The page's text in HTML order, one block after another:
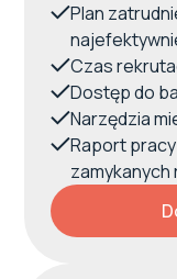
Plan
Czas
Dostęp do
Narzędzia
Raport
zamykanych